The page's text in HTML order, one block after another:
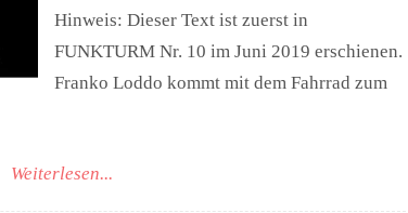
Hinweis: Dieser Text ist zuerst in
FUNKTURM Nr. 10 im Juni 2019 erschienen.
Franko Loddo kommt mit dem Fahrrad zum
Weiterlesen...